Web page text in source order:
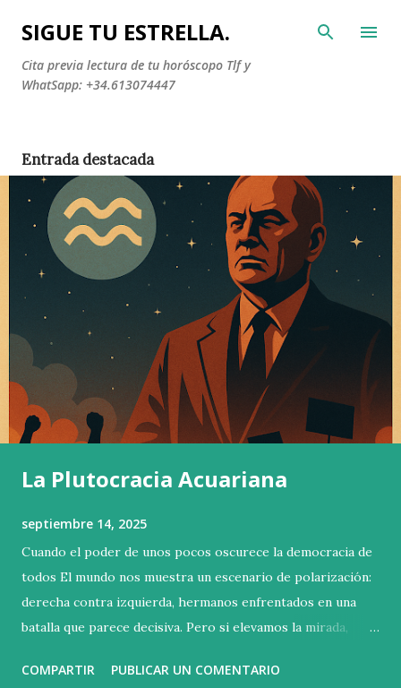
Ir al contenido principal
SIGUE TU ESTRELLA.
Cita previa lectura de tu horóscopo Tlf y
WhatSapp: +34.613074447
Entrada destacada
La Plutocracia Acuariana
septiembre 14, 2025
Cuando el poder de unos pocos oscurece la democracia de
todos El mundo nos muestra un escenario de polarización:
derecha contra izquierda, hermanos enfrentados en una
batalla que parece decisiva. Pero si elevamos la mirada,
esencial se libra arriba, en las alturas donde se concentra la
COMPARTIR PUBLICAR UN COMENTARIO